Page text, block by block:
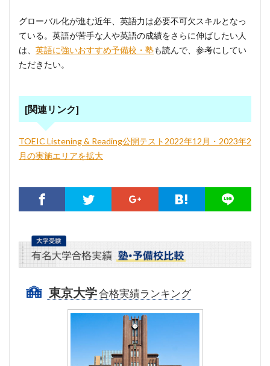
グローバル化が進む近年、英語力は必要不可欠スキルとなっ
ている。英語が苦手な人や英語の成績をさらに伸ばしたい人
は、 英語に強いおすすめ予備校・塾も読んで、参考にしてい
ただきたい。
[関連リンク]
TOEIC Listening & Reading公開テスト2022年12月・2023年2
月の実施エリアを拡大
東京大学合格実績ランキング